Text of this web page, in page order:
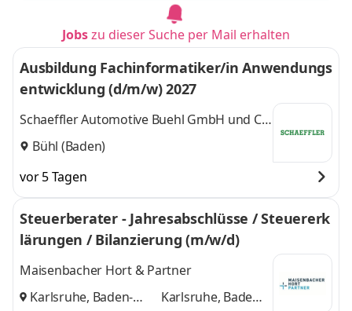
Jobszu dieser Suche per Mail erhalten
Ausbildung Fachinformatiker/in Anwendungs
entwicklung (d/m/w) 2027
Schaeffler Automotive Buehl GmbH und Co.
KGBühl (Baden)
vor 5 Tagen
Steuerberater - Jahresabschlüsse / Steuererk
lärungen / Bilanzierung (m/w/d)
Maisenbacher Hort & Partner
Karlsruhe, Baden-
Karlsruhe, Baden-